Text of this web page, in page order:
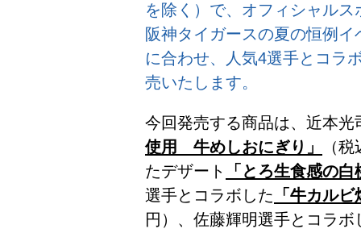
を除く）で、オフィシャル
阪神タイガースの夏の恒例
に合わせ、人気4選手とコラ
売いたします。
今回発売する商品は、近本光
使用 牛めしおにぎり」
（
たデザート
「とろ生食感の
選手とコラボした 「牛カル
円）、佐藤輝明選手とコラボ